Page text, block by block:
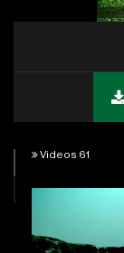
61 Videos